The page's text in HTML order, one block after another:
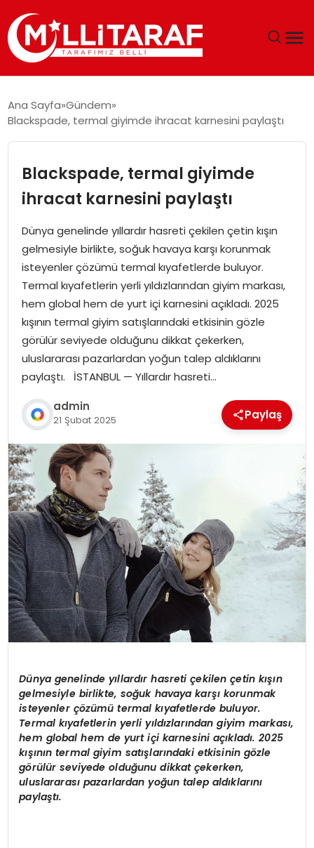
ÖZEL SAYFALAR
TEKNOLOJI
EKONOMI
SPOR
SIYASET
MAGAZIN
Ana Sayfa Gündem
Blackspade, termal giyimde ihracat karnesini paylaştı
Blackspade, termal giyimde
ihracat karnesini paylaştı
Dünya genelinde yıllardır hasreti çekilen çetin kışın
gelmesiyle birlikte, soğuk havaya karşı korunmak
isteyenler çözümü termal kıyafetlerde buluyor.
Termal kıyafetlerin yerli yıldızlarından giyim markası,
hem global hem de yurt içi karnesini açıkladı. 2025
kışının termal giyim satışlarındaki etkisinin gözle
görülür seviyede olduğunu dikkat çekerken,
uluslararası pazarlardan yoğun talep aldıklarını
paylaştı. İSTANBUL — Yıllardır hasreti…
admin
21 Şubat 2025 Paylaş
Dünya genelinde yıllardır hasreti çekilen çetin kışın
gelmesiyle birlikte, soğuk havaya karşı korunmak
isteyenler çözümütermal kıyafetlerde buluyor.
Termal kıyafetlerin yerli yıldızlarından giyim markası,
hem global hem de yurt içi karnesini açıkladı. 2025
kışının termal giyim satışlarındaki etkisinin gözle
görülür seviyede olduğunu dikkat çekerken,
uluslararası pazarlardan yoğun talep aldıklarını
paylaştı.